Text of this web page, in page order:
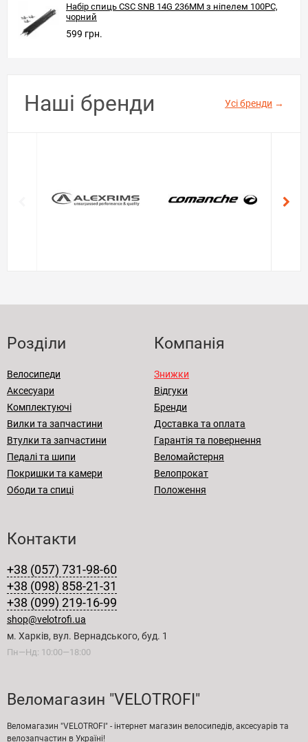
Набір спиць CSC SNB 14G 236MM з ніпелем 100PC,
чорний
599 грн.
Наші бренди Усі бренди →
Розділи
Велосипеди
Аксесуари
Комплектуючі
Вилки та запчастини
Втулки та запчастини
Педалі та шипи
Покришки та камери
Ободи та спиці
Компанія
Знижки
Відгуки
Бренди
Доставка та оплата
Гарантія та повернення
Веломайстерня
Велопрокат
Положення
Контакти
+38 (057) 731-98-60
+38 (098) 858-21-31
+38 (099) 219-16-99
shop@velotrofi.ua
м. Харків, вул. Вернадського, буд. 1
Пн—Нд: 10:00—18:00
Веломагазин "VELOTROFI"
Веломагазин "VELOTROFI" - інтернет магазин велосипедів, аксесуарів та
велозапчастин в Україні!